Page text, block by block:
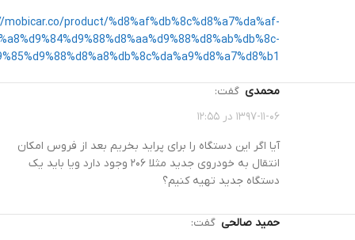
product/%d8%af%db%8c%d8%a7%da%af-
محمدی گفت:
۱۳۹۷-۱۱-۰۶ در ۱۲:۵۵
آیا اگر این دستگاه را برای پراید بخریم بعد از فروس امکان
انتقال به خودروی جدید مثلا ۲۰۶ وجود دارد ویا باید یک
دستگاه جدید تهیه کنیم؟
حمید صالحی گفت: